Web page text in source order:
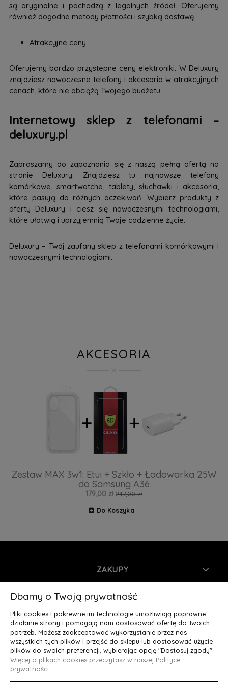
są oryginalne i pochodzą z legalnych źródeł. Oferujemy
również dogodne metody płatności i szybką dostawę.
Atrakcyjne ceny
Oferujemy bardzo przystepne ceny elektroniki. W Deluxury
znajdziesz nowoczesne telefony i akcesoria w atrakcyjnych
cenach, które nie obciążą Twojego budżetu.
Internetowy sklep z telefonami –
deluxury.pl
Zapraszamy do zapoznania się z naszą pełną ofertą na
stronie Deluxury. Znajdziesz tu najnowsze telefony
komórkowe, smartwatche, tablety, słuchawki i akcesoria,
które pasują do różnych oczekiwań. Wybierz produkty z
oferty Deluxury i ciesz się nowoczesnymi technologiami,
które ułatwią i uprzyjemnią Twoje codzienne życie.
Deluxury – Twój zaufany sklep z telefonami komórkowymi i
nowoczesnymi technologiami.
AKCESORIA
Zestaw MAX 3w1: Etui + Szkło + Ładowarka 25W
do Samsung A36
179,00 zł 247,00 zł
Do Koszyka
ZAKUPY
INFORMACJE
MOJE KONTO
O NAS
Deluxury.pl
Dbamy o Twoją prywatność
Pliki cookies i pokrewne im technologie umożliwiają poprawne
działanie strony i pomagają nam dostosować ofertę do Twoich
potrzeb. Możesz zaakceptować wykorzystanie przez nas
wszystkich tych plików i przejść do sklepu lub dostosować użycie
plików do swoich preferencji, wybierając opcję "Dostosuj zgody".
Więcej o plikach cookies przeczytasz w naszej Polityce
prywatności.